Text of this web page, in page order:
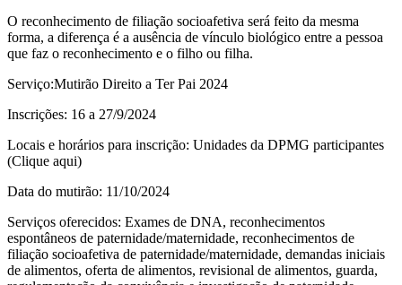
O reconhecimento de filiação socioafetiva será feito da mesma
forma, a diferença é a ausência de vínculo biológico entre a pessoa
que faz o reconhecimento e o filho ou filha.
Serviço:Mutirão Direito a Ter Pai 2024
Inscrições: 16 a 27/9/2024
Locais e horários para inscrição: Unidades da DPMG participantes
(Clique aqui)
Data do mutirão: 11/10/2024
Serviços oferecidos: Exames de DNA, reconhecimentos
espontâneos de paternidade/maternidade, reconhecimentos de
filiação socioafetiva de paternidade/maternidade, demandas iniciais
de alimentos, oferta de alimentos, revisional de alimentos, guarda,